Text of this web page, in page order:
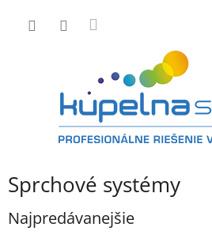
Sprchové systémy
Najpredávanejšie